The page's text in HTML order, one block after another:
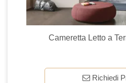
Cameretta Letto a
Richiedi